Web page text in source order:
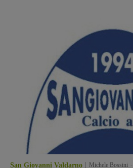
San Giovanni Valdarno Michele Bossini